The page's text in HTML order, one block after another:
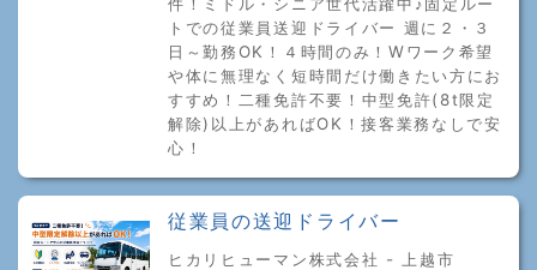
トでの従業員送迎ドライバー 週に２・３
日～勤務OK！４時間のみ！Wワーク希望
や体に無理なく短時間だけ働きたい方にお
すすめ！二種免許不要！中型免許(8t限定
解除)以上があればOK！接客業務なしで安
心！
従業員の送迎ドライバー
ヒカリヒューマン株式会社 - 上越市